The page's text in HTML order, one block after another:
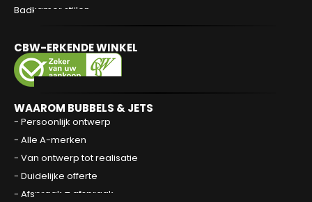
Badkamer stijlen
CBW-ERKENDE WINKEL
WAAROM BUBBELS & JETS
- Persoonlijk ontwerp
- Alle A-merken
- Van ontwerp tot realisatie
- Duidelijke offerte
- Afspraak = afspraak